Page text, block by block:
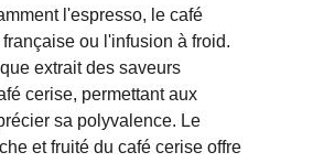
l'espresso, le café
ou l'infusion à froid.
extrait des saveurs
cerise, permettant aux
sa polyvalence. Le
et fruité du café cerise offre